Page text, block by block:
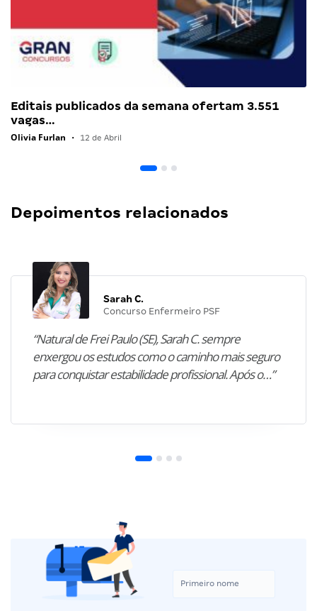
Editais publicados da semana ofertam 3.551
vagas…
Olivia Furlan • 12 de Abril
Depoimentos relacionados
Sarah C.
Concurso Enfermeiro PSF
“Natural de Frei Paulo (SE), Sarah C. sempre
enxergou os estudos como o caminho mais seguro
para conquistar estabilidade profissional. Após o…”